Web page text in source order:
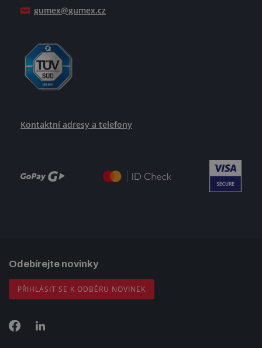
gumex@gumex.cz
Kontaktní adresy a telefony
Odebírejte novinky
PŘIHLÁSIT SE K ODBĚRU NOVINEK